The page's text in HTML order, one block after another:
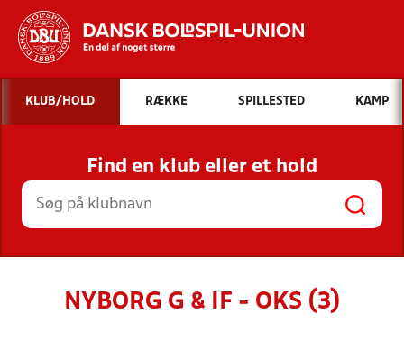
Hvad vil du søge efter?
INDHOLD OG NYHEDER
STILLINGER, RESULTATER, KLUBBER OG
HOLD
KLUB/HOLD RÆKKE SPILLESTED KAMP
Find en klub eller et hold
NYBORG G & IF - OKS (3)